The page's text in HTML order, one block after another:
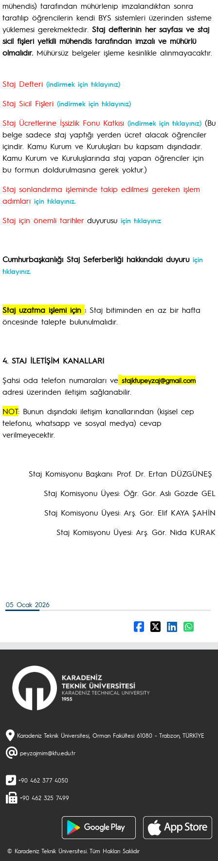
mühendis) tarafından mühürlenip imzalandıktan sonra
taratılıp öğrencilerin kendi BYS sistemleri üzerinden sisteme
yüklemesi gerekmektedir. Staj defterinin her sayfası ve staj
sicil fişleri yetkili mühendis tarafından imzalı ve mühürlü
olmalıdır. Mühürsüz belgeler işleme kesinlikle alınmayacaktır.
Staj Defteri (indirmek için tıklayınız)
Staj Sicil Fişleri (indirmek için tıklayınız)
Staj Ücretlerine İşsizlik Fonu Katkısı (indirmek için tıklayınız) (Bu
belge sadece staj yaptığı yerden ücret alacak öğrenciler
içindir. Kamu Kurum ve Kuruluşları bu kapsam dışındadır.
Kamu Kurum ve Kuruluşlarında staj yapan öğrenciler için
bu formun doldurulmasına gerek yoktur.)
Staj sonlandırma işleminde takip edilmesi gereken işlem
adımları için tıklayınız.
Staj için önemli tarihler duyurusu için tıklayınız
Cumhurbaşkanlığı Staj Seferberliği hakkındaki duyuru için
tıklayınız.
Staj uzatma işlemi için : Staj bitiminden en az bir hafta
öncesinde talepte bulunulmalıdır.
4. STAJ İLETİŞİM KANALLARI
Şahsi oda telefon numaraları ve stajktupeyzaj@gmail.com
adresi üzerinden iletişim sağlanabilir.
NOT: Bunun dışındaki iletişim kanallarından (kişisel cep
telefonu, whatsapp ve sosyal medya) cevap
verilmeyecektir.
Staj Komisyonu Başkanı: Prof. Dr. Ertan DÜZGÜNEŞ
Staj Komisyonu Üyesi: Öğr. Gör. Aslı Gözde GEL
Staj Komisyonu Üyesi: Arş. Gör. Elif KAYA ŞAHİN
Staj Komisyonu Üyesi: Arş. Gör. Nida KURAK
05 Ocak 2026
Karadeniz Teknik Üniversitesi, Orman Fakültesi 61080 - Trabzon, TÜRKİYE
peyzajmim@ktu.edu.tr
+90 462 377 4050
+90 462 325 7499
© Karadeniz Teknik Üniversitesi. Tüm Hakları Saklıdır